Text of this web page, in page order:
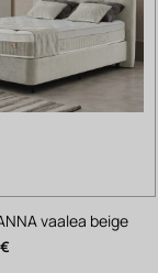
vaalea beige
€